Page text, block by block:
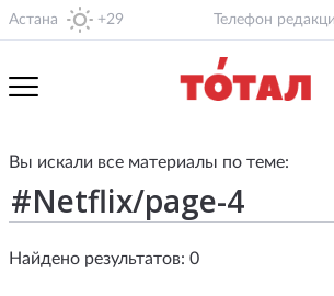
Астана +29 Телефон
Вы искали все материалы по теме:
Найдено результатов: 0